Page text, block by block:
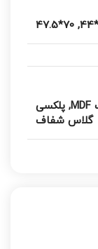
,
70*47.5
, پلکسی
گلاس شفاف